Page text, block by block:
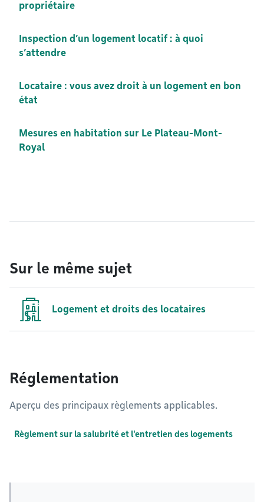
propriétaire
Inspection d’un logement locatif : à quoi
s’attendre
Locataire : vous avez droit à un logement en bon
état
Mesures en habitation sur Le Plateau-Mont-
Royal
Sur le même sujet
Logement et droits des locataires
Réglementation
Aperçu des principaux règlements applicables.
Règlement sur la salubrité et l'entretien des logements